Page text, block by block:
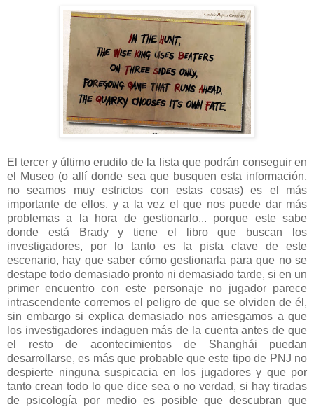
El tercer y último erudito de la lista que podrán conseguir en
el Museo (o allí donde sea que busquen esta información,
no seamos muy estrictos con estas cosas) es el más
importante de ellos, y a la vez el que nos puede dar más
problemas a la hora de gestionarlo... porque este sabe
donde está Brady y tiene el libro que buscan los
investigadores, por lo tanto es la pista clave de este
escenario, hay que saber cómo gestionarla para que no se
destape todo demasiado pronto ni demasiado tarde, si en un
primer encuentro con este personaje no jugador parece
intrascendente corremos el peligro de que se olviden de él,
sin embargo si explica demasiado nos arriesgamos a que
los investigadores indaguen más de la cuenta antes de que
el resto de acontecimientos de Shanghái puedan
desarrollarse, es más que probable que este tipo de PNJ no
despierte ninguna suspicacia en los jugadores y que por
tanto crean todo lo que dice sea o no verdad, si hay tiradas
de psicología por medio es posible que descubran que